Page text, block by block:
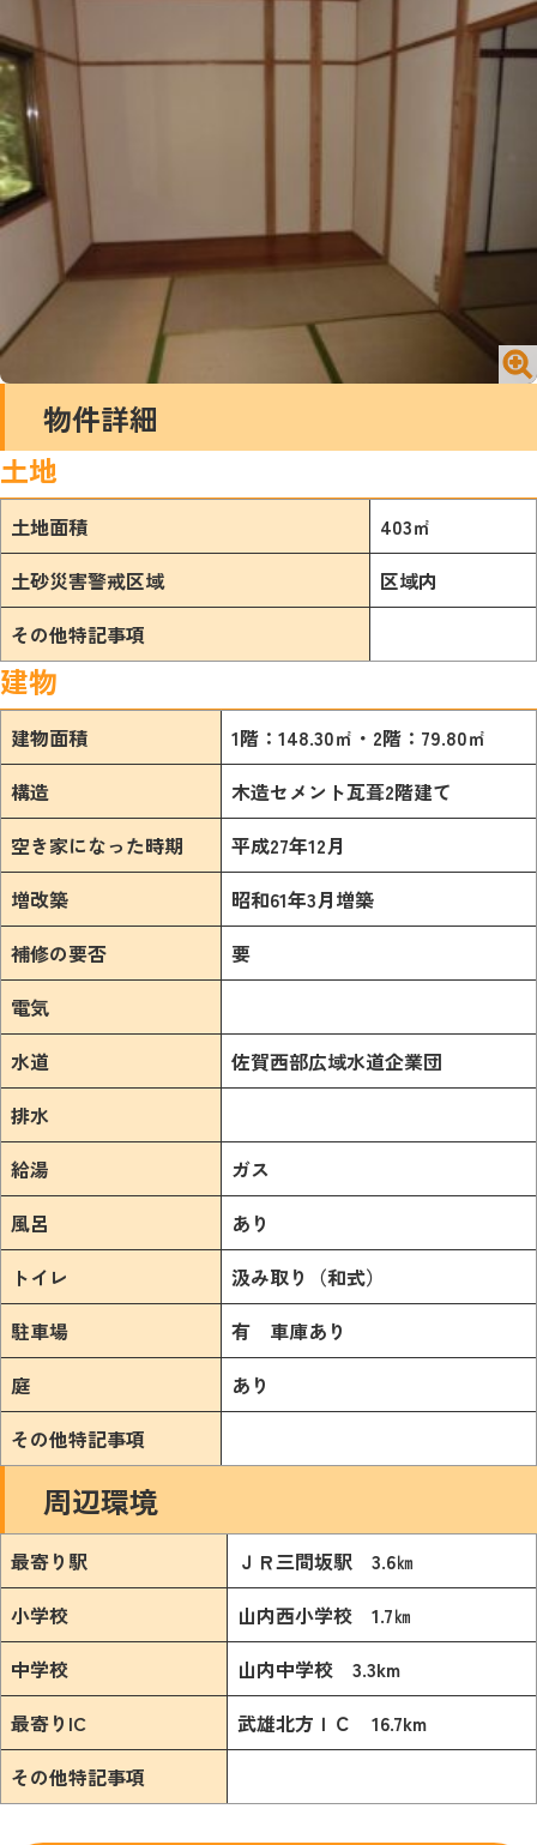
買う／一戸建て／山内町大字宮野
閉じる
物件詳細
土地
土地面積
403㎡
土砂災害警戒区域
区域内
その他特記事項
建物
建物面積
1階：148.30㎡・2階：79.80㎡
構造
木造セメント瓦葺2階建て
空き家になった時期
平成27年12月
増改築
昭和61年3月増築
補修の要否
要
電気
水道
佐賀西部広域水道企業団
排水
給湯
ガス
風呂
あり
トイレ
汲み取り（和式）
駐車場
有 車庫あり
庭
あり
その他特記事項
周辺環境
最寄り駅
ＪＲ三間坂駅 3.6㎞
小学校
山内西小学校 1.7㎞
中学校
山内中学校 3.3km
最寄りIC
武雄北方ＩＣ 16.7km
その他特記事項